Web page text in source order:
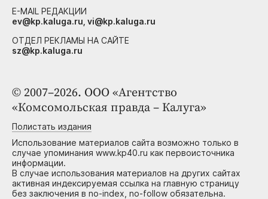
© 2007–2026. ООО «Агентство
«Комсомольская правда – Калуга»
Полистать издания
Использование материалов сайта возможно только в
случае упоминания www.kp40.ru как первоисточника
информации.
В случае использования материалов на других сайтах
активная индексируемая ссылка на главную страницу
без заключения в no-index, no-follow обязательна.
E-MAIL РЕДАКЦИИ
ev@kp.kaluga.ru, vi@kp.kaluga.ru
ОТДЕЛ РЕКЛАМЫ НА САЙТЕ
sz@kp.kaluga.ru